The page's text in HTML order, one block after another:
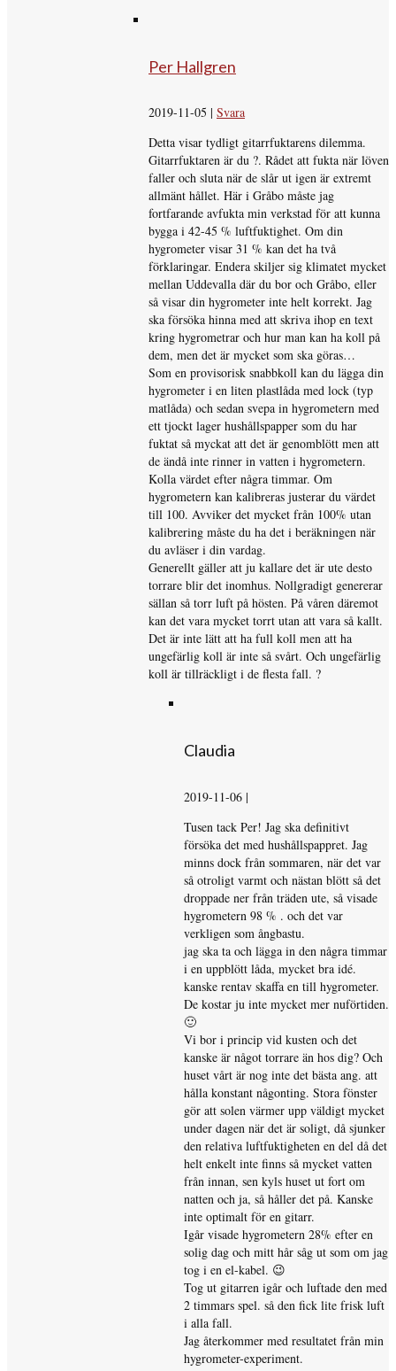
Per Hallgren
2019-11-05 | Svara
Detta visar tydligt gitarrfuktarens dilemma.
Gitarrfuktaren är du ?. Rådet att fukta när löven
faller och sluta när de slår ut igen är extremt
allmänt hållet. Här i Gråbo måste jag
fortfarande avfukta min verkstad för att kunna
bygga i 42-45 % luftfuktighet. Om din
hygrometer visar 31 % kan det ha två
förklaringar. Endera skiljer sig klimatet mycket
mellan Uddevalla där du bor och Gråbo, eller
så visar din hygrometer inte helt korrekt. Jag
ska försöka hinna med att skriva ihop en text
kring hygrometrar och hur man kan ha koll på
dem, men det är mycket som ska göras…
Som en provisorisk snabbkoll kan du lägga din
hygrometer i en liten plastlåda med lock (typ
matlåda) och sedan svepa in hygrometern med
ett tjockt lager hushållspapper som du har
fuktat så myckat att det är genomblött men att
de ändå inte rinner in vatten i hygrometern.
Kolla värdet efter några timmar. Om
hygrometern kan kalibreras justerar du värdet
till 100. Avviker det mycket från 100% utan
kalibrering måste du ha det i beräkningen när
du avläser i din vardag.
Generellt gäller att ju kallare det är ute desto
torrare blir det inomhus. Nollgradigt genererar
sällan så torr luft på hösten. På våren däremot
kan det vara mycket torrt utan att vara så kallt.
Det är inte lätt att ha full koll men att ha
ungefärlig koll är inte så svårt. Och ungefärlig
koll är tillräckligt i de flesta fall. ?
Claudia
2019-11-06 |
Tusen tack Per! Jag ska definitivt
försöka det med hushållspappret. Jag
minns dock från sommaren, när det var
så otroligt varmt och nästan blött så det
droppade ner från träden ute, så visade
hygrometern 98 % . och det var
verkligen som ångbastu.
jag ska ta och lägga in den några timmar
i en uppblött låda, mycket bra idé.
kanske rentav skaffa en till hygrometer.
De kostar ju inte mycket mer nuförtiden.
🙂
Vi bor i princip vid kusten och det
kanske är något torrare än hos dig? Och
huset vårt är nog inte det bästa ang. att
hålla konstant någonting. Stora fönster
gör att solen värmer upp väldigt mycket
under dagen när det är soligt, då sjunker
den relativa luftfuktigheten en del då det
helt enkelt inte finns så mycket vatten
från innan, sen kyls huset ut fort om
natten och ja, så håller det på. Kanske
inte optimalt för en gitarr.
Igår visade hygrometern 28% efter en
solig dag och mitt hår såg ut som om jag
tog i en el-kabel. 😉
Tog ut gitarren igår och luftade den med
2 timmars spel. så den fick lite frisk luft
i alla fall.
Jag återkommer med resultatet från min
hygrometer-experiment.